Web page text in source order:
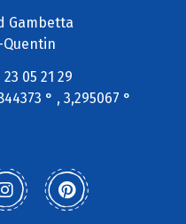
Gambetta
Quentin
05 21 29
° , 3,295067 °